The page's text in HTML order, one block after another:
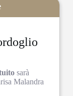
sarà
Malandra